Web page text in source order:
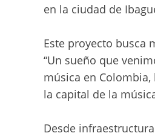
en la ciudad de
Este proyecto busca
“Un sueño que
música en
la capital de la
Desde